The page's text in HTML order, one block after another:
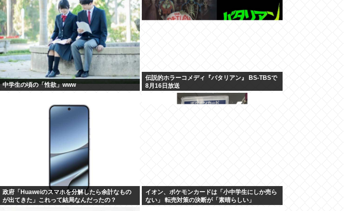
中学生の頃の「性欲」www
伝説的ホラーコメディ『バタリアン』 BS-TBSで
8月16日放送
政府「Huaweiのスマホを分解したら余計なもの
が出てきた」これって結局なんだったの？
イオン、ポケモンカードは「小中学生にしか売ら
ない」 転売対策の決断が「素晴らしい」